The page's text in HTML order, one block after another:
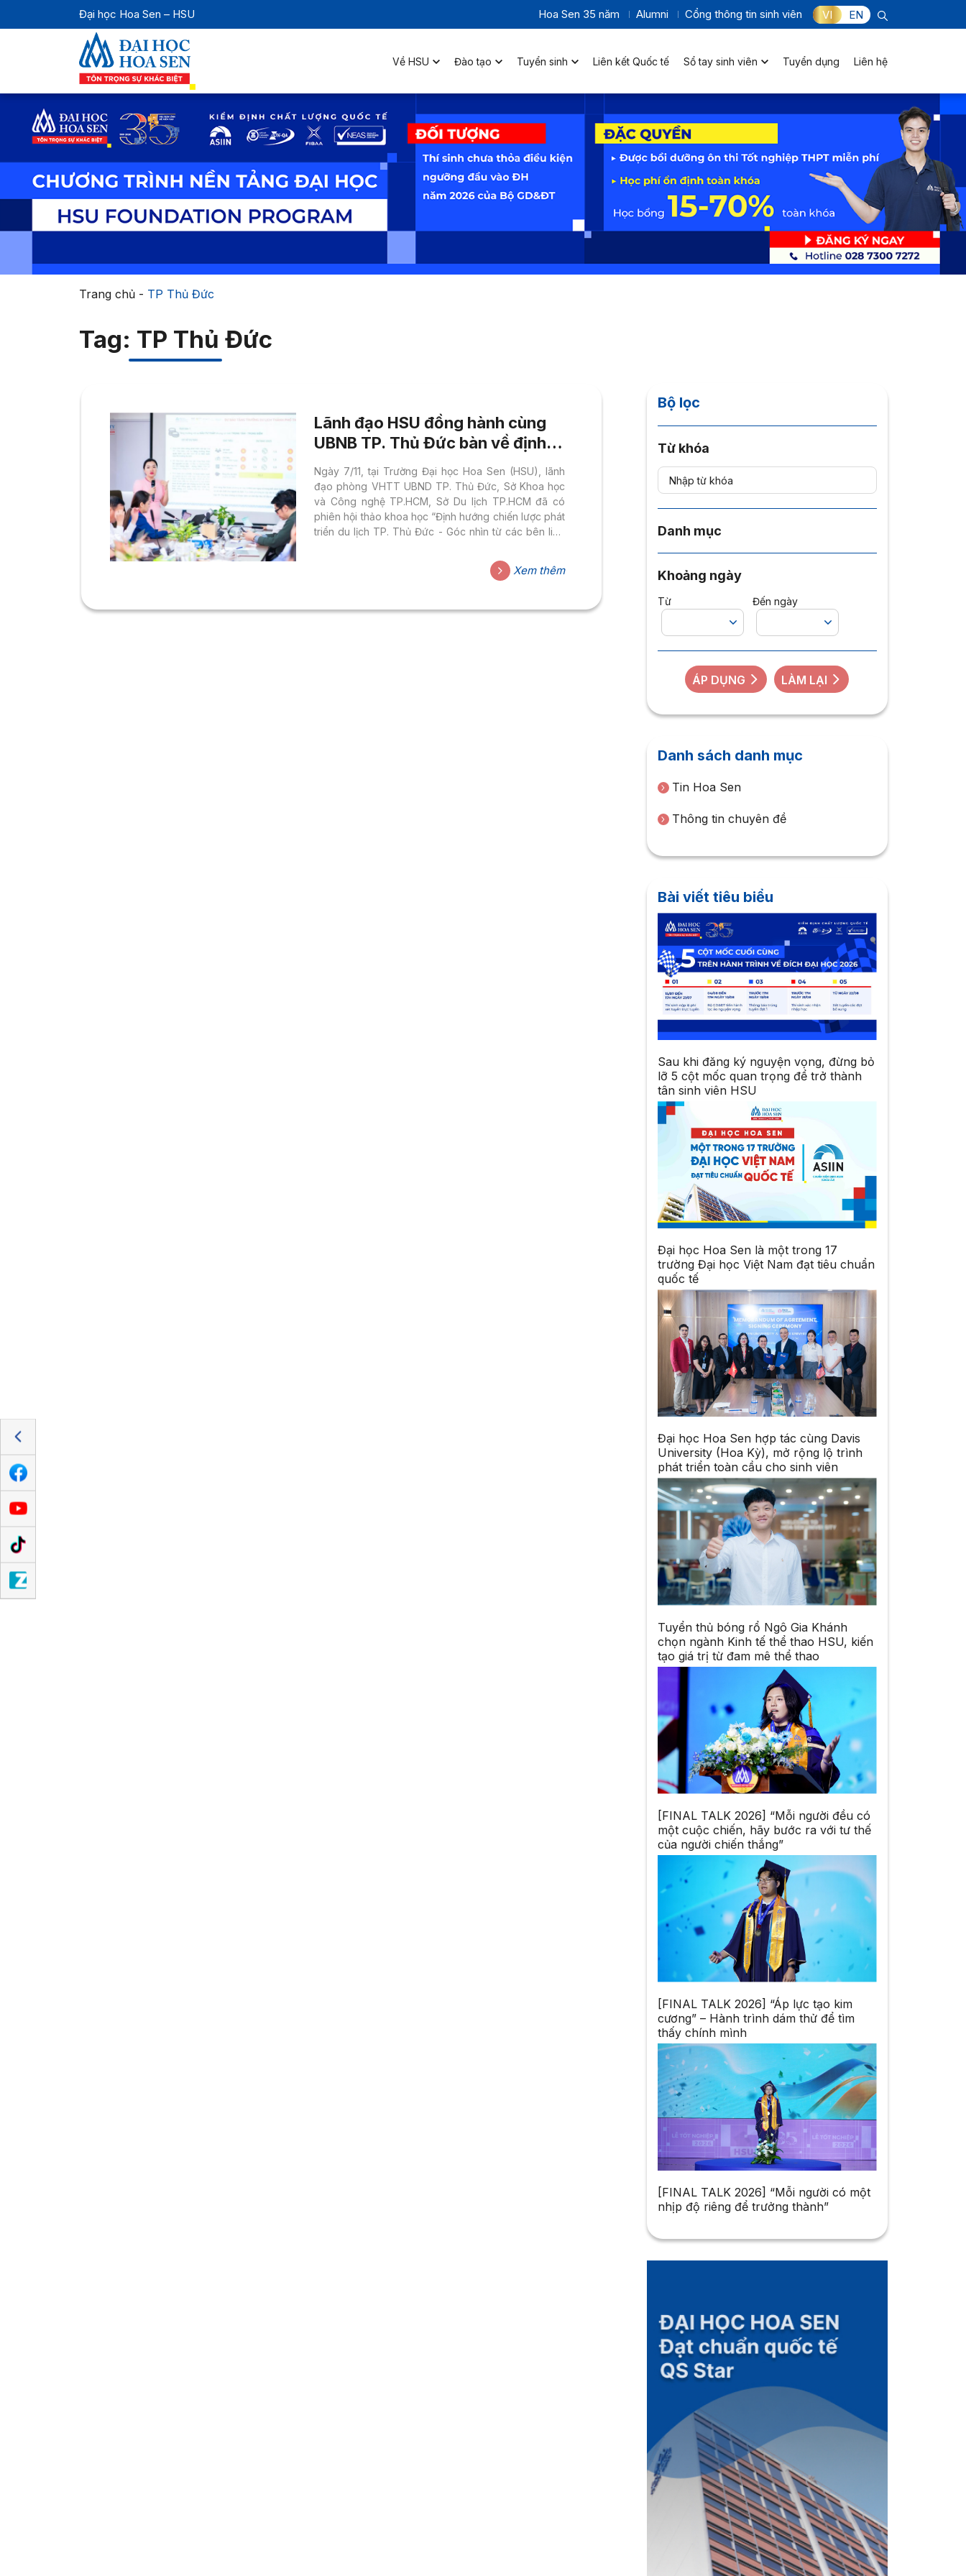
Đại học Hoa Sen – HSU Hoa Sen 35 năm Alumni Cổng thông tin sinh viên VI EN
Về HSU Đào tạo Tuyển sinh Liên kết Quốc tế Sổ tay sinh viên Tuyển dụng Liên hệ
Trang chủ- TP Thủ Đức
Tag: TP Thủ Đức
Lãnh đạo HSU đồng hành cùng
UBNB TP. Thủ Đức bàn về định
hướng chiến lược phát triển du
lịch TP. Thủ Đức
Ngày 7/11, tại Trường Đại học Hoa Sen (HSU), lãnh
đạo phòng VHTT UBND TP. Thủ Đức, Sở Khoa học
và Công nghệ TP.HCM, Sở Du lịch TP.HCM đã có
phiên hội thảo khoa học “Định hướng chiến lược phát
triển du lịch TP. Thủ Đức - Góc nhìn từ các bên liên
Xem thêm
Bộ lọc
Từ khóa
Danh mục
Khoảng ngày
Từ Đến ngày
ÁP DỤNG LÀM LẠI
Danh sách danh mục
Tin Hoa Sen
Thông tin chuyên đề
Bài viết tiêu biểu
Sau khi đăng ký nguyện vọng, đừng bỏ
lỡ 5 cột mốc quan trọng để trở thành
tân sinh viên HSU
Đại học Hoa Sen là một trong 17
trường Đại học Việt Nam đạt tiêu chuẩn
quốc tế
Đại học Hoa Sen hợp tác cùng Davis
University (Hoa Kỳ), mở rộng lộ trình
phát triển toàn cầu cho sinh viên
Tuyển thủ bóng rổ Ngô Gia Khánh
chọn ngành Kinh tế thể thao HSU, kiến
tạo giá trị từ đam mê thể thao
[FINAL TALK 2026] “Mỗi người đều có
một cuộc chiến, hãy bước ra với tư thế
của người chiến thắng”
[FINAL TALK 2026] “Áp lực tạo kim
cương” – Hành trình dám thử để tìm
thấy chính mình
[FINAL TALK 2026] “Mỗi người có một
nhịp độ riêng để trưởng thành”